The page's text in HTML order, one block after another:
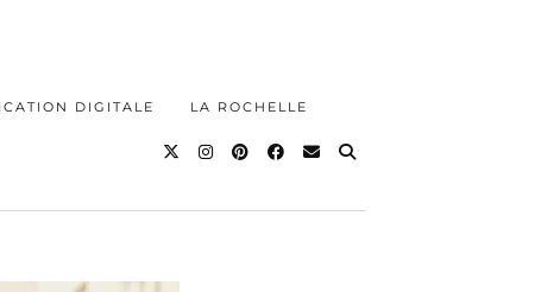
DIGITALE LA ROCHELLE